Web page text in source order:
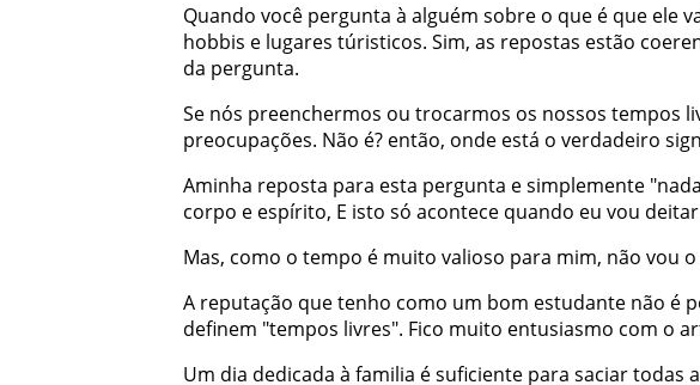
Quando você pergunta à alguém sobre o que é que ele
hobbis e lugares túristicos. Sim, as repostas estão
da pergunta.
Se nós preenchermos ou trocarmos os nossos tempos
preocupações. Não é? então, onde está o verdadeiro
Aminha reposta para esta pergunta esimplemente "nada
corpo e espírito, E isto só acontece quando eu vou deitar
Mas, como o tempo é muito valioso para mim, não vou o
A reputação quetenho como um bom estudante não é
definem "tempos livres". Fico muito entusiasmo com o
Um dia dedicada à familia ésuficiente para saciartodas